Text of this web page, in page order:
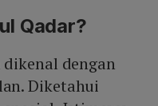
Qadar?
dengan
Diketahui